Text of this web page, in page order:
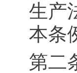
生产
本条
第二